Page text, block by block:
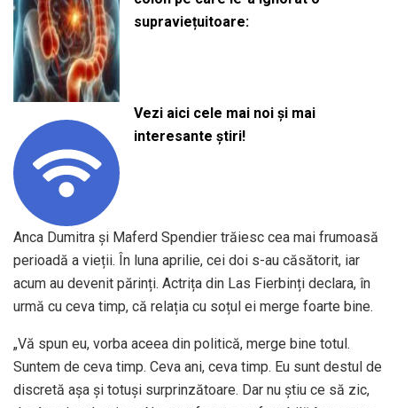
supraviețuitoare:
Vezi aici cele mai noi și mai
interesante știri!
Anca Dumitra și Maferd Spendier trăiesc cea mai frumoasă
perioadă a vieții. În luna aprilie, cei doi s-au căsătorit, iar
acum au devenit părinți. Actrița din Las Fierbinți declara, în
urmă cu ceva timp, că relația cu soțul ei merge foarte bine.
„Vă spun eu, vorba aceea din politică, merge bine totul.
Suntem de ceva timp. Ceva ani, ceva timp. Eu sunt destul de
discretă așa și totuși surprinzătoare. Dar nu știu ce să zic,